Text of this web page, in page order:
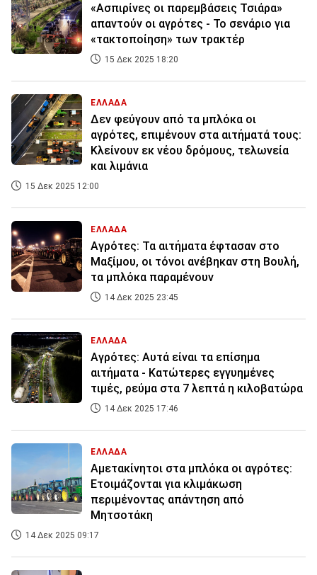
«Ασπιρίνες οι παρεμβάσεις Τσιάρα»
απαντούν οι αγρότες - Το σενάριο για
«τακτοποίηση» των τρακτέρ
15 Δεκ 2025 18:20
ΕΛΛΑΔΑ
Δεν φεύγουν από τα μπλόκα οι
αγρότες, επιμένουν στα αιτήματά τους:
Κλείνουν εκ νέου δρόμους, τελωνεία
και λιμάνια
15 Δεκ 2025 12:00
ΕΛΛΑΔΑ
Αγρότες: Τα αιτήματα έφτασαν στο
Μαξίμου, οι τόνοι ανέβηκαν στη Βουλή,
τα μπλόκα παραμένουν
14 Δεκ 2025 23:45
ΕΛΛΑΔΑ
Αγρότες: Αυτά είναι τα επίσημα
αιτήματα - Κατώτερες εγγυημένες
τιμές, ρεύμα στα 7 λεπτά η κιλοβατώρα
14 Δεκ 2025 17:46
ΕΛΛΑΔΑ
Αμετακίνητοι στα μπλόκα οι αγρότες:
Ετοιμάζονται για κλιμάκωση
περιμένοντας απάντηση από
Μητσοτάκη
14 Δεκ 2025 09:17